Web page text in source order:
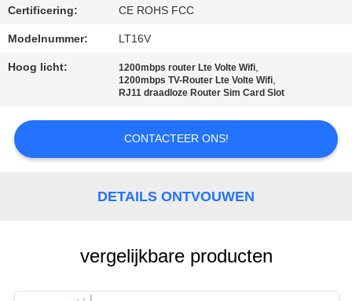
SITEMAP
Certificering: CE ROHS FCC
Modelnummer: LT16V
Hoog licht: 1200mbps router Lte Volte Wifi,
1200mbps TV-Router Lte Volte Wifi,
RJ11 draadloze Router Sim Card Slot
CONTACTEER ONS!
DETAILS ONTVOUWEN
vergelijkbare producten